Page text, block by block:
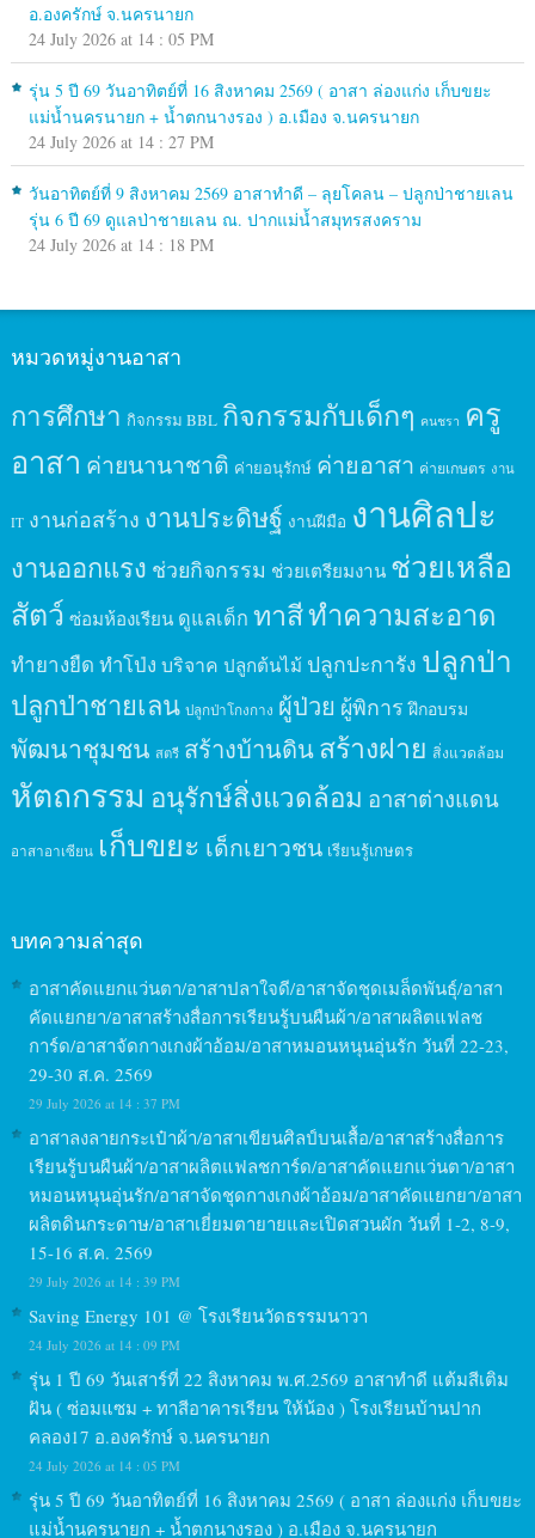
อ.องครักษ์ จ.นครนายก
24 July 2026 at 14 : 05 PM
รุ่น 5 ปี 69 วันอาทิตย์ที่ 16 สิงหาคม 2569 ( อาสา ล่องแก่ง เก็บขยะ
แม่น้ำนครนายก + น้ำตกนางรอง ) อ.เมือง จ.นครนายก
24 July 2026 at 14 : 27 PM
วันอาทิตย์ที่ 9 สิงหาคม 2569 อาสาทำดี – ลุยโคลน – ปลูกป่าชายเลน
รุ่น 6 ปี 69 ดูแลป่าชายเลน ณ. ปากแม่น้ำสมุทรสงคราม
24 July 2026 at 14 : 18 PM
หมวดหมู่งานอาสา
การศึกษา กิจกรรม BBL กิจกรรมกับเด็กๆ คนชรา ครู
อาสา ค่ายนานาชาติ ค่ายอนุรักษ์ ค่ายอาสา ค่ายเกษตร งาน
IT งานก่อสร้าง งานประดิษฐ์ งานฝีมือ งานศิลปะ
งานออกแรง ช่วยกิจกรรม ช่วยเตรียมงาน ช่วยเหลือ
สัตว์ ซ่อมห้องเรียน ดูแลเด็ก ทาสีทำความสะอาด
ทำยางยืด ทำโป่ง บริจาค ปลูกต้นไม้ ปลูกปะการัง ปลูกป่า
ปลูกป่าชายเลน ปลูกป่าโกงกาง ผู้ป่วย ผู้พิการ ฝึกอบรม
พัฒนาชุมชน สตรี สร้างบ้านดินสร้างฝาย สิ่งแวดล้อม
หัตถกรรม อนุรักษ์สิ่งแวดล้อม อาสาต่างแดน
อาสาอาเซียน เก็บขยะ เด็กเยาวชน เรียนรู้เกษตร
บทความล่าสุด
อาสาคัดแยกแว่นตา/อาสาปลาใจดี/อาสาจัดชุดเมล็ดพันธุ์/อาสา
คัดแยกยา/อาสาสร้างสื่อการเรียนรู้บนผืนผ้า/อาสาผลิตแฟลช
การ์ด/อาสาจัดกางเกงผ้าอ้อม/อาสาหมอนหนุนอุ่นรัก วันที่ 22-23,
29-30 ส.ค. 2569
29 July 2026 at 14 : 37 PM
อาสาลงลายกระเป๋าผ้า/อาสาเขียนศิลป์บนเสื้อ/อาสาสร้างสื่อการ
เรียนรู้บนผืนผ้า/อาสาผลิตแฟลชการ์ด/อาสาคัดแยกแว่นตา/อาสา
หมอนหนุนอุ่นรัก/อาสาจัดชุดกางเกงผ้าอ้อม/อาสาคัดแยกยา/อาสา
ผลิตดินกระดาษ/อาสาเยี่ยมตายายและเปิดสวนผัก วันที่ 1-2, 8-9,
15-16 ส.ค. 2569
29 July 2026 at 14 : 39 PM
Saving Energy 101 @ โรงเรียนวัดธรรมนาวา
24 July 2026 at 14 : 09 PM
รุ่น 1 ปี 69 วันเสาร์ที่ 22 สิงหาคม พ.ศ.2569 อาสาทำดี แต้มสีเติม
ฝัน ( ซ่อมแซม + ทาสีอาคารเรียน ให้น้อง ) โรงเรียนบ้านปาก
คลอง17 อ.องครักษ์ จ.นครนายก
24 July 2026 at 14 : 05 PM
รุ่น 5 ปี 69 วันอาทิตย์ที่ 16 สิงหาคม 2569 ( อาสา ล่องแก่ง เก็บขยะ
แม่น้ำนครนายก + น้ำตกนางรอง ) อ.เมือง จ.นครนายก